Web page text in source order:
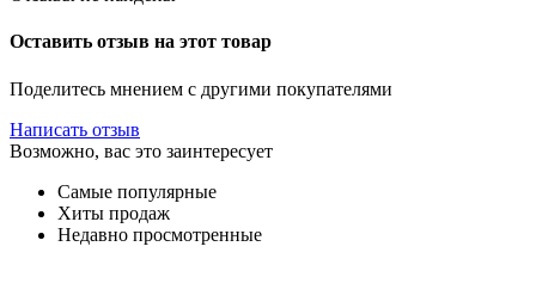
Оставить отзыв на этот товар
Поделитесь мнением с другими покупателями
Написать отзыв
Возможно, вас это заинтересует
Самые популярные
Хиты продаж
Недавно просмотренные